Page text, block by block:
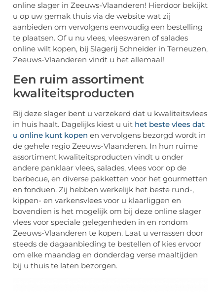
online slager in Zeeuws-Vlaanderen! Hierdoor bekijkt
u op uw gemak thuis via de website wat zij
aanbieden om vervolgens eenvoudig een bestelling
te plaatsen. Of u nu vlees, vleeswaren of salades
online wilt kopen, bij Slagerij Schneider in Terneuzen,
Zeeuws-Vlaanderen vindt u het allemaal!
Een ruim assortiment
kwaliteitsproducten
Bij deze slager bent u verzekerd dat u kwaliteitsvlees
in huis haalt. Dagelijks kiest u uit het beste vlees dat
u online kunt kopen en vervolgens bezorgd wordt in
de gehele regio Zeeuws-Vlaanderen. In hun ruime
assortiment kwaliteitsproducten vindt u onder
andere panklaar vlees, salades, vlees voor op de
barbecue, en diverse pakketten voor het gourmetten
en fonduen. Zij hebben werkelijk het beste rund-,
kippen- en varkensvlees voor u klaarliggen en
bovendien is het mogelijk om bij deze online slager
vlees voor speciale gelegenheden in en rondom
Zeeuws-Vlaanderen te kopen. Laat u verrassen door
steeds de dagaanbieding te bestellen of kies ervoor
om elke maandag en donderdag verse maaltijden
bij u thuis te laten bezorgen.